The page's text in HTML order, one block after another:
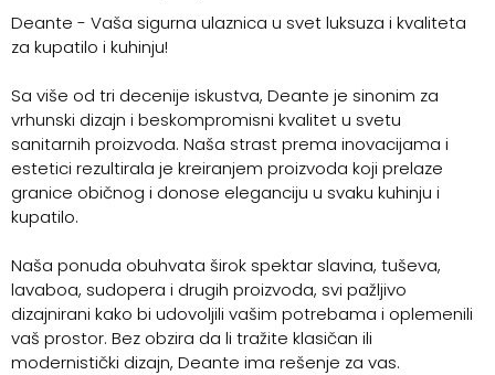
Deante - Vaša sigurna ulaznica u svet luksuza i kvaliteta
za kupatilo i kuhinju!
Sa više od tri decenije iskustva, Deante je sinonim za
vrhunski dizajn i beskompromisni kvalitet u svetu
sanitarnih proizvoda. Naša strast prema inovacijama i
estetici rezultirala je kreiranjem proizvoda koji prelaze
granice običnog i donose eleganciju u svaku kuhinju i
kupatilo.
Naša ponuda obuhvata širok spektar slavina, tuševa,
lavaboa, sudopera i drugih proizvoda, svi pažljivo
dizajnirani kako bi udovoljili vašim potrebama i oplemenili
vaš prostor. Bez obzira da li tražite klasičan ili
modernistički dizajn, Deante ima rešenje za vas.